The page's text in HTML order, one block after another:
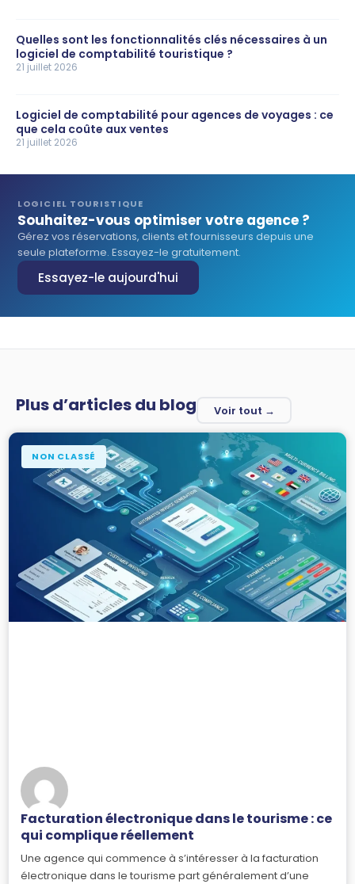
Quelles sont les fonctionnalités clés nécessaires à un
logiciel de comptabilité touristique ?
21 juillet 2026
Logiciel de comptabilité pour agences de voyages : ce
que cela coûte aux ventes
21 juillet 2026
LOGICIEL TOURISTIQUE
Souhaitez-vous optimiser votre agence ?
Gérez vos réservations, clients et fournisseurs depuis une
seule plateforme. Essayez-le gratuitement.
Essayez-le aujourd'hui
Plus d’articles du blog Voir tout →
NON CLASSÉ
Facturation électronique dans le tourisme : ce
qui complique réellement
Une agence qui commence à s’intéresser à la facturation
électronique dans le tourisme part généralement d’une